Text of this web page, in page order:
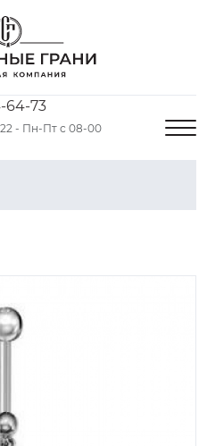
64-73
- Пн-Пт с 08-00